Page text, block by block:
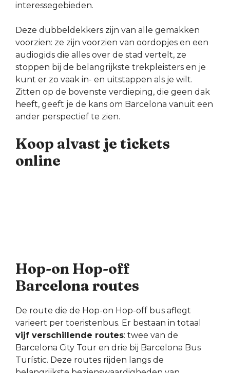
interessegebieden.
Deze dubbeldekkers zijn van alle gemakken
voorzien: ze zijn voorzien van oordopjes en een
audiogids die alles over de stad vertelt, ze
stoppen bij de belangrijkste trekpleisters en je
kunt er zo vaak in- en uitstappen als je wilt.
Zitten op de bovenste verdieping, die geen dak
heeft, geeft je de kans om Barcelona vanuit een
ander perspectief te zien.
Koop alvast je tickets
online
Hop-on Hop-off
Barcelona routes
De route die de Hop-on Hop-off bus aflegt
varieert per toeristenbus. Er bestaan in totaal
vijf verschillende routes: twee van de
Barcelona City Tour en drie bij Barcelona Bus
Turístic. Deze routes rijden langs de